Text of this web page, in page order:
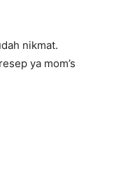
nikmat.
ya mom’s